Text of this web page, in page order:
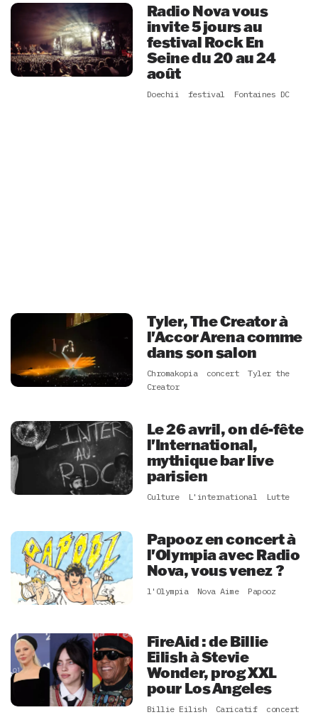
Radio Nova vous
invite 5 jours au
festival Rock En
Seine du 20 au 24
août
Doechii festival Fontaines DC
Tyler, The Creator à
l'Accor Arena comme
dans son salon
Chromakopia concert
Tyler the
Creator
Le 26 avril, on dé-fête
l'International,
mythique bar live
parisien
Culture L'international Lutte
Papooz en concert à
l'Olympia avec Radio
Nova, vous venez ?
l'Olympia Nova Aime Papooz
FireAid : de Billie
Eilish à Stevie
Wonder, prog XXL
pour Los Angeles
Billie Eilish Caricatif concert